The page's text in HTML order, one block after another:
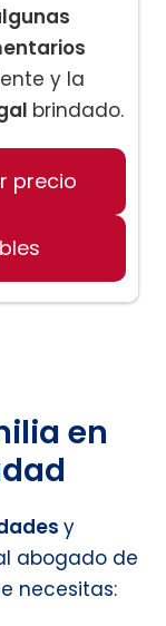
y la
brindado.
precio
en
y
abogado de
necesitas: